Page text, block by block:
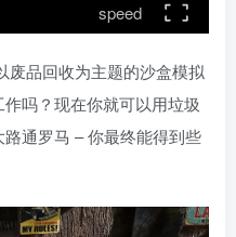
speed
废品回收为主题的沙盒模拟
吗？现在你就可以用垃圾
通罗马 – 你最终能得到些